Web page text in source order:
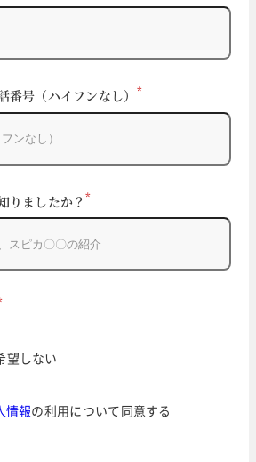
番号（ハイフンなし） *
りましたか？*
望しない
情報の利用について同意する